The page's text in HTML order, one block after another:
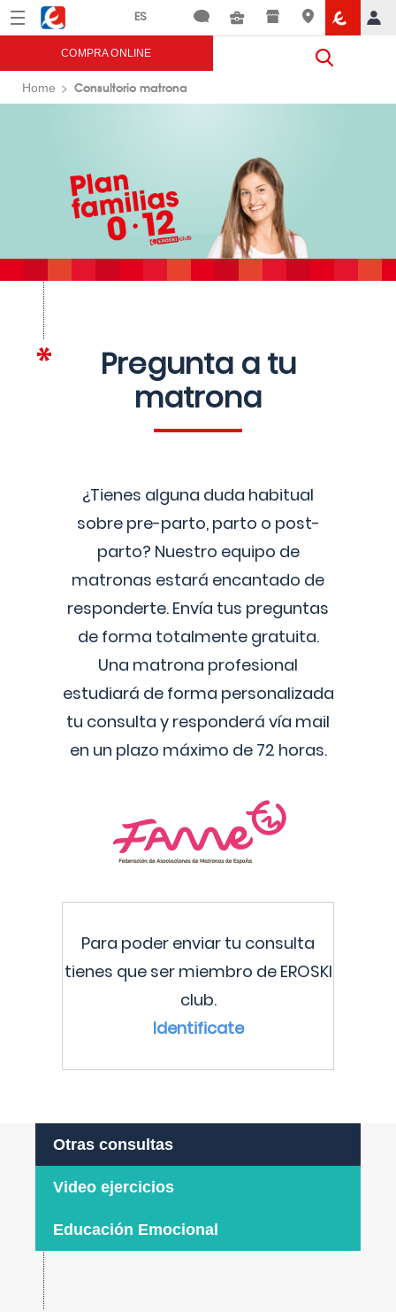
Menú Eroski
COMPRA ONLINE
Home Consultorio matrona
Pregunta a tu
matrona
¿Tienes alguna duda habitual
sobre pre-parto, parto o post-
parto? Nuestro equipo de
matronas estará encantado de
responderte. Envía tus preguntas
de forma totalmente gratuita.
Una matrona profesional
estudiará de forma personalizada
tu consulta y responderá vía mail
en un plazo máximo de 72 horas.
Para poder enviar tu consulta
tienes que ser miembro de EROSKI
club.
Identificate
Otras consultas
Video ejercicios
Educación Emocional